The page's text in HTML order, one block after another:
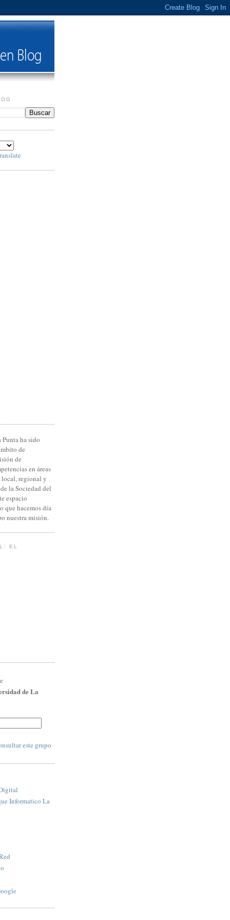
ha sido
de
de
en áreas
local, regional y
la Sociedad del
espacio
que hacemos día
nuestra misión.
EL
de La
este grupo
Informatico La